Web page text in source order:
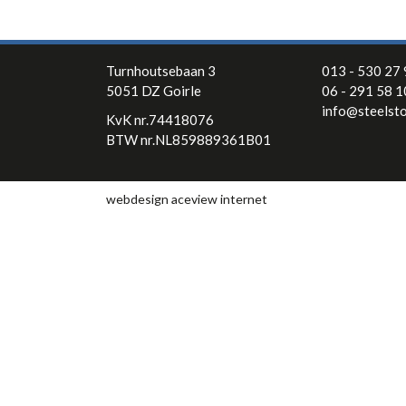
Turnhoutsebaan 3
5051 DZ Goirle
KvK nr.74418076
BTW nr.NL859889361B01
013 - 530 27
06 - 291 58
webdesign aceview internet